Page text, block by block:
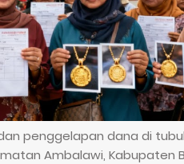
penggelapan dana di
Ambalawi, Kabupaten